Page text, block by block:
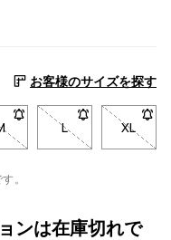
お客様のサイズを探す
戻ったときに通知を受け
す。在庫が戻ったときに通
庫切れです。在庫が戻っ
- サイズMは在庫切れです。
L- サイズLは在庫
XL- サイ
。
ンは在庫切れで